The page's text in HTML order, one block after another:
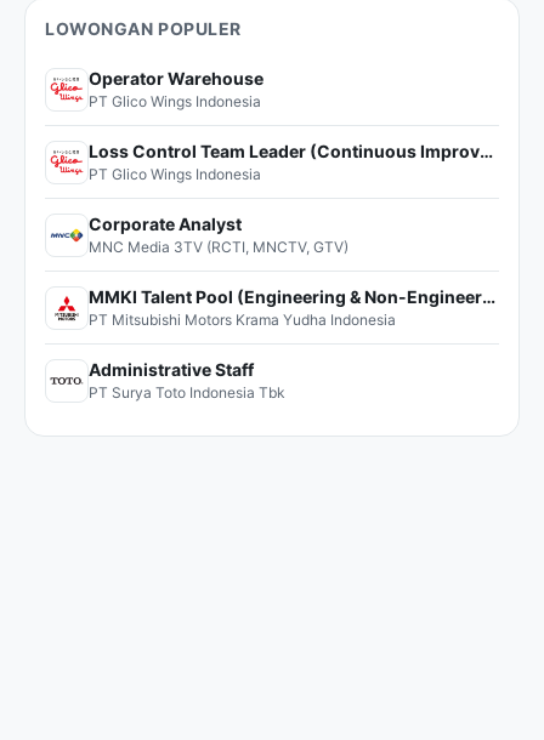
LOWONGAN POPULER
Operator Warehouse
PT Glico Wings Indonesia
Loss Control Team Leader (Continuous Improvement)
PT Glico Wings Indonesia
Corporate Analyst
MNC Media 3TV (RCTI, MNCTV, GTV)
MMKI Talent Pool (Engineering & Non-Engineering)
PT Mitsubishi Motors Krama Yudha Indonesia
Administrative Staff
PT Surya Toto Indonesia Tbk